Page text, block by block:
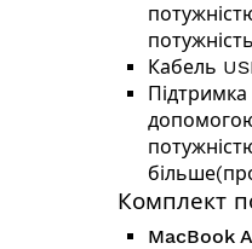
Кабель
Комплект
MacBook